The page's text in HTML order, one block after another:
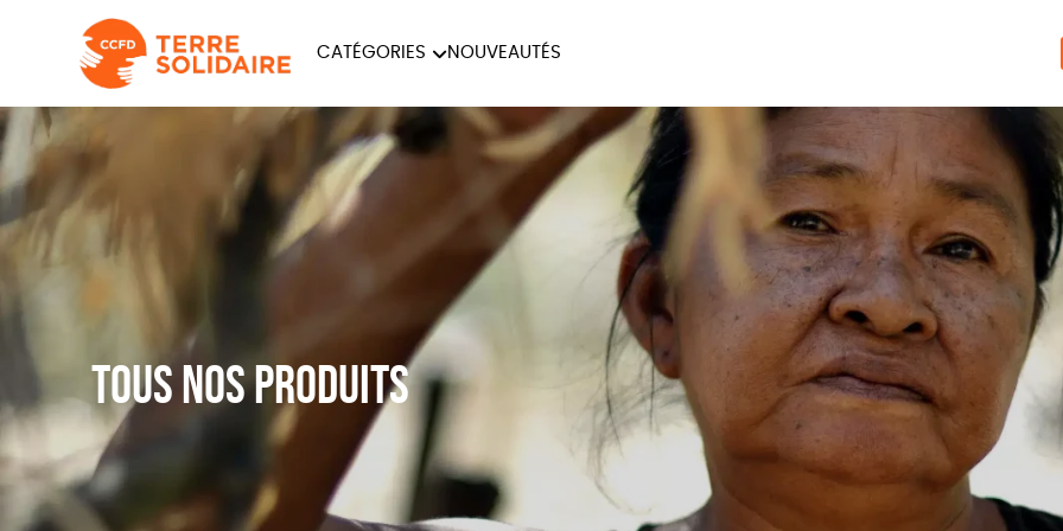
CATÉGORIES
ÉQUITABLE ÉPICERIE MAISON
PAPETERIE LIVRES JEUX
NOUVEAUTÉS
Tous nos produits